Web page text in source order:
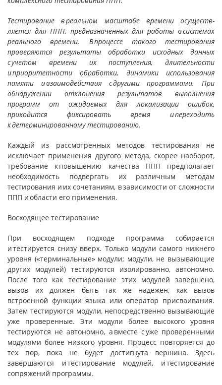
Тестирование в реальном масштабе времени осуществ­
ляется для ППП, предназначенных для работы в системах
реаль­ного времени. В процессе такого тестирования
проверяются ре­зультаты обработки исходных данных
с учетом времени их поступления, длительности
и приоритетности обработки, динамики использования
памяти и взаимодействия с другими программами. При
обнаружении отклонения результатов выполнения
программ от ожидаемых для локализации ошибок,
приходится фиксировать время и переходить
к детерминированному тестированию.
Каждый из рассмотренных методов тестирования не
исключа­ет применения другого метода, скорее наоборот,
требование к по­вышению качества ППП предполагает
необходимость подвергать их различным методам
тестирования и их сочетаниям, в зависимо­сти от сложности
ППП и области его применения.
Восходящее тестирование
При восходящем подходе программа собирается
и тестируется снизу вверх. Только модули самого нижнего
уровня («терминальные» модули; модули, не вызывающие
других модулей) тестируются изолированно, автономно.
После того как тестирование этих модулей завершено,
вызов их должен быть так же надежен, как вызов
встроенной функции языка или оператор присваивания.
Затем тестируются модули, непосредственно вызывающие
уже проверенные. Эти модули более высокого уровня
тестируются не автономно, а вместе с уже проверенными
модулями более низкого уровня. Процесс повторяется до
тех пор, пока не будет достигнута вершина. Здесь
завершаются и тестирование модулей, и тестирование
сопряжений программы.